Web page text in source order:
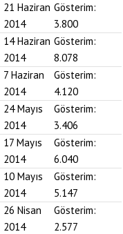
21 Haziran
2014
Gösterim:
3.800
14 Haziran
2014
Gösterim:
8.078
7 Haziran
2014
Gösterim:
4.120
24 Mayıs
2014
Gösterim:
3.406
17 Mayıs
2014
Gösterim:
6.040
10 Mayıs
2014
Gösterim:
5.147
26 Nisan
2014
Gösterim:
2.577